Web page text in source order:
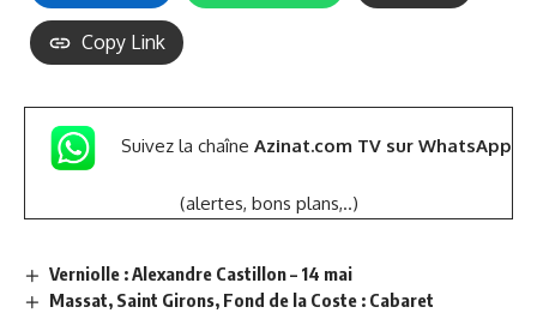
Copy Link
Suivez la chaîne Azinat.com TV sur WhatsApp
(alertes, bons plans,..)
Verniolle : Alexandre Castillon – 14 mai
Massat, Saint Girons, Fond de la Coste : Cabaret